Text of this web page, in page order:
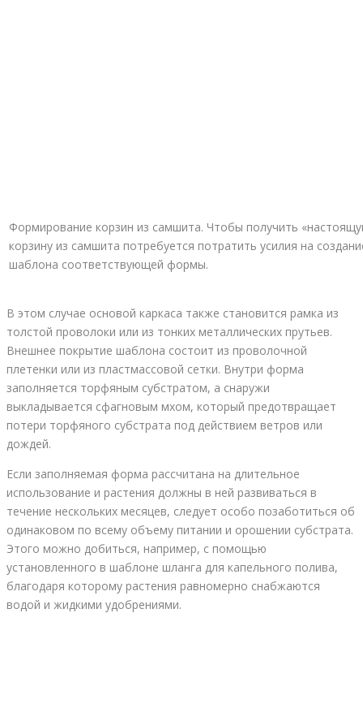
Формирование корзин из самшита. Чтобы получить
корзину из самшита потребуется потратить усилия на
шаблона соответствующей формы.
В этом случае основой каркаса также становится рамка из
толстой проволоки или из тонких металлических прутьев.
Внешнее покрытие шаблона состоит из проволочной
плетенки или из пластмассовой сетки. Внутри форма
заполняется торфяным субстратом, а снаружи
выкладывается сфагновым мхом, который предотвращает
потери торфяного субстрата под действием ветров или
дождей.
Если заполняемая форма рассчитана на длительное
использование и растения должны в ней развиваться в
течение нескольких месяцев, следует особо позаботиться об
одинаковом по всему объему питании и орошении субстрата.
Этого можно добиться, например, с помощью
установленного в шаблоне шланга для капельного полива,
благодаря которому растения равномерно снабжаются
водой и жидкими удобрениями.